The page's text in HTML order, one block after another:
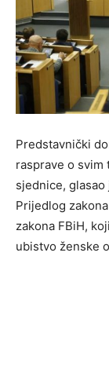
Predstavnički
rasprave o svim
sjednice,
Prijedlog
zakona FBiH,
ubistvo ženske